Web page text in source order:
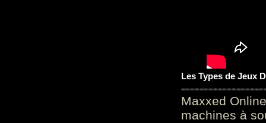
Les Types de Jeux
Maxxed
machines à